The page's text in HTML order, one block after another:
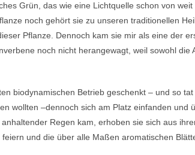
Grün, das wie eine Lichtquelle schon von
noch gehört sie zu unseren traditionellen
Pflanze. Dennoch kam sie mir als eine der
noch nicht herangewagt, weil sowohl
biodynamischen Betrieb geschenkt – und so
wollten –dennoch sich am Platz einfanden
Regen kam, erhoben sie sich aus
und die über alle Maßen aromatischen